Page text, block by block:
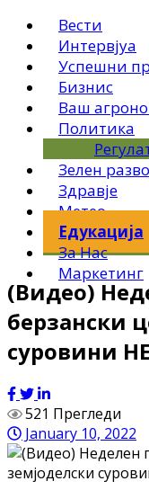
Вести
Интервјуа
Успешни
Бизнис
Ваш
Политика
Зелен
Здравје
Метео
Едукација
За Нас
Маркетинг
(Видео)
берзански
суровини
521 Прегледи
January 10, 2022